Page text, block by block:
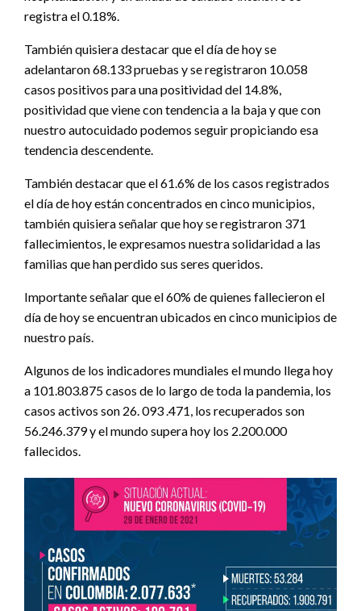
registra el 0.18%.
También quisiera destacar que el día de hoy se
adelantaron 68.133 pruebas y se registraron 10.058
casos positivos para una positividad del 14.8%,
positividad que viene con tendencia a la baja y que con
nuestro autocuidado podemos seguir propiciando esa
tendencia descendente.
También destacar que el 61.6% de los casos registrados
el día de hoy están concentrados en cinco municipios,
también quisiera señalar que hoy se registraron 371
fallecimientos, le expresamos nuestra solidaridad a las
familias que han perdido sus seres queridos.
Importante señalar que el 60% de quienes fallecieron el
día de hoy se encuentran ubicados en cinco municipios de
nuestro país.
Algunos de los indicadores mundiales el mundo llega hoy
a 101.803.875 casos de lo largo de toda la pandemia, los
casos activos son 26. 093 .471, los recuperados son
56.246.379 y el mundo supera hoy los 2.200.000
fallecidos.